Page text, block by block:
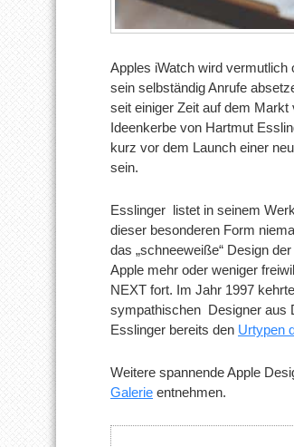
Apples iWatch wird
sein selbständig Anrufe
seit einiger Zeit auf dem
Ideenkerbe von Hartmut
kurz vor dem Launch einer
sein.
Esslinger listet in seinem
dieser besonderen Form
das „schneeweiße“ Design
Apple mehr oder weniger
NEXT fort. Im Jahr 1997
sympathischen Designer aus
Esslinger bereits den Urtypen
Weitere spannende Apple
Galerie entnehmen.